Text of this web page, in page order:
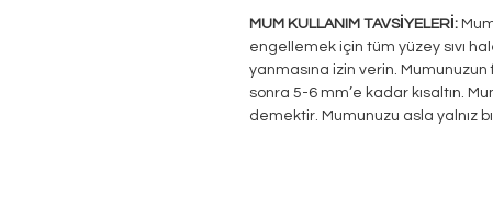
MUM KULLANIM TAVSİYELERİ:
engellemek için tüm yüzey sıvı
yanmasına izin verin.
sonra 5-6 mm’e kadar kısaltın.
demektir. Mumunuzu asla yalnız